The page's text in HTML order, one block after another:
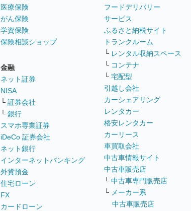
医療保険
がん保険
学資保険
保険相談ショップ
金融
ネット証券
NISA
└ 証券会社
└ 銀行
スマホ専業証券
iDeCo 証券会社
ネット銀行
インターネットバンキング
外貨預金
住宅ローン
FX
カードローン
フードデリバリー
サービス
ふるさと納税サイト
トランクルーム
└ レンタル収納スペース
└ コンテナ
└ 宅配型
引越し会社
カーシェアリング
レンタカー
格安レンタカー
カーリース
車買取会社
中古車情報サイト
中古車販売店
└ 中古車専門販売店
└ メーカー系
中古車販売店